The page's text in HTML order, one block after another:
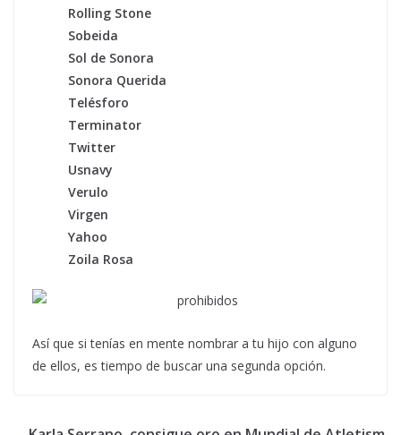
Rolling Stone
Sobeida
Sol de Sonora
Sonora Querida
Telésforo
Terminator
Twitter
Usnavy
Verulo
Virgen
Yahoo
Zoila Rosa
Así que si tenías en mente nombrar a tu hijo con alguno
de ellos, es tiempo de buscar una segunda opción.